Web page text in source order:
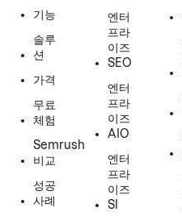
기능
솔루
션
가격
무료
체험
Semrush
비교
성공
사례
엔터
프라
이즈
SEO
엔터
프라
이즈
AIO
엔터
프라
이즈
SI